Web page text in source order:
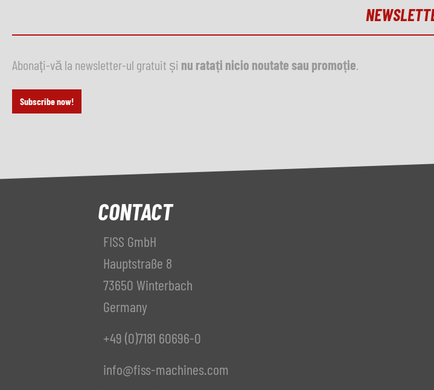
Abonați-vă la newsletter-ul gratuit și nu ratați nicio noutate sau promoție
Subscribe now!
CONTACT
FISS GmbH
Hauptstraße 8
73650 Winterbach
Germany
+49 (0)7181 60696-0
info@fiss-machines.com